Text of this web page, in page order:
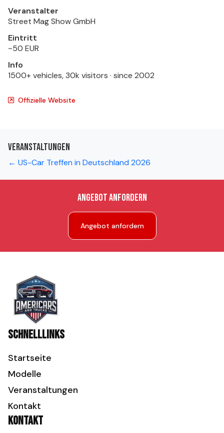
Veranstalter
Street Mag Show GmbH
Eintritt
~50 EUR
Info
1500+ vehicles, 30k visitors · since 2002
Offizielle Website
Veranstaltungen
← US-Car Treffen in Deutschland 2026
Angebot anfordern
Angebot anfordern
Schnelllinks
Startseite
Modelle
Veranstaltungen
Kontakt
Kontakt